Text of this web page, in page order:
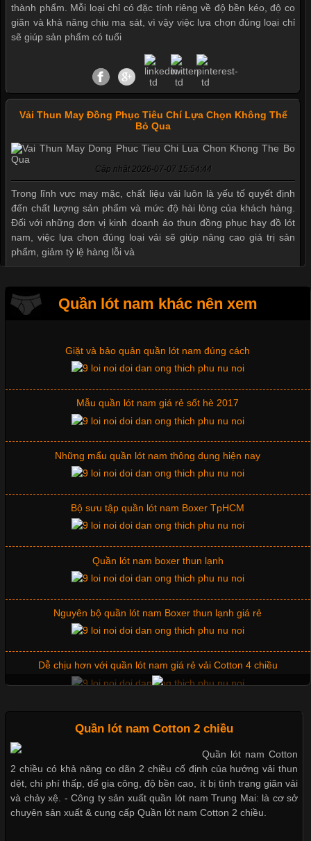
thành phẩm. Mỗi loại chỉ có đặc tính riêng về độ bền kéo, độ co
giãn và khả năng chịu ma sát, vì vậy việc lựa chọn đúng loại chỉ
sẽ giúp sản phẩm có tuổi
Vải Thun May Đồng Phục Tiêu Chí Lựa Chọn Không Thể
Bỏ Qua
Cập nhật 2026-07-07 15:54:44
Trong lĩnh vực may mặc, chất liệu vải luôn là yếu tố quyết định
đến chất lượng sản phẩm và mức độ hài lòng của khách hàng.
Đối với những đơn vị kinh doanh áo thun đồng phục hay đồ lót
nam, việc lựa chọn đúng loại vải sẽ giúp nâng cao giá trị sản
phẩm, giảm tỷ lệ hàng lỗi và
Áo thun là một trong những trang phục phổ biến nhất hiện nay
nhờ tính tiện dụng, dễ phối đồ và phù hợp với nhiều đối tượng.
quan trọng tạo nên phong cách riêng cho từng sản phẩm. Mỗi
loại cổ áo sẽ mang đến một vẻ đẹp khác
Những Mẫu Áo Thun Đồng Phục Công Ty Được Ưa
Chuộng Hiện Nay
Cập nhật 2026-06-01 14:23:34
Trong môi trường kinh doanh hiện đại, việc xây dựng hình ảnh
chuyên nghiệp đóng vai trò quan trọng đối với sự phát triển của
doanh nghiệp. Một trong những giải pháp hiệu quả được nhiều
đơn vị lựa chọn hiện nay là sử dụng áo thun đồng phục công ty.
Không chỉ giúp tạo sự đồng bộ, áo thun
Chất Liệu Lycra Có Gì Đặc Biệt Trong Ngành Thời Trang?
Cập nhật 2026-05-27 17:03:46
Vải Lycra Là Gì? Chất Liệu Co Giãn Được Ưa Chuộng Trong
Quần lót nam khác nên xem
Mẫu quần short quần lót nam nữ hè thu 2017
Thị hiều quần lót nam bơi lội nam và nữ 2017
Xu hướng thời trang trẻ và quần lót nam giá sỉ
Giặt và bảo quản quần lót nam đúng cách
Mẫu quần lót nam giá rẻ sốt hè 2017
Những mẩu quần lót nam thông dụng hiện nay
Bộ sưu tập quần lót nam Boxer TpHCM
Quần lót nam boxer thun lạnh
Nguyên bộ quần lót nam Boxer thun lạnh giá rẻ
Dễ chịu hơn với quần lót nam giá rẻ vải Cotton 4 chiều
Thị hiều quần lót nam bơi lội nam và nữ 2017
Quần lót nam Cotton 2 chiều
Quần lót nam Cotton
2 chiều có khả năng co dãn 2 chiều cố định của hướng vải thun
dệt, chi phí thấp, dể gia công, độ bền cao, ít bị tình trạng giãn vải
và chảy xệ. - Công ty sản xuất quần lót nam Trung Mai: là cơ sở
chuyên sản xuất & cung cấp Quần lót nam Cotton 2 chiều.